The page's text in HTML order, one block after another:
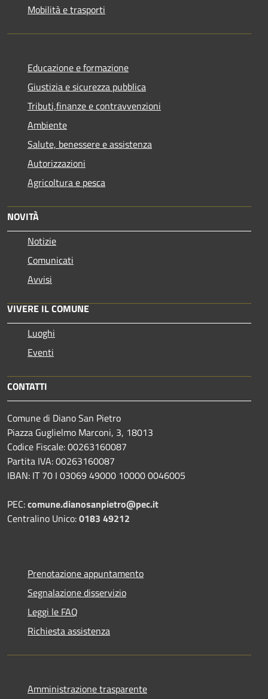
Mobilità e trasporti
Educazione e formazione
Giustizia e sicurezza pubblica
Tributi,finanze e contravvenzioni
Ambiente
Salute, benessere e assistenza
Autorizzazioni
Agricoltura e pesca
NOVITÀ
Notizie
Comunicati
Avvisi
VIVERE IL COMUNE
Luoghi
Eventi
CONTATTI
Comune di Diano San Pietro
Piazza Guglielmo Marconi, 3, 18013
Codice Fiscale: 00263160087
Partita IVA: 00263160087
IBAN: IT 70 I 03069 49000 10000 0046005
PEC:comune.dianosanpietro@pec.it
Centralino Unico:0183 49212
Prenotazione appuntamento
Segnalazione disservizio
Leggi le FAQ
Richiesta assistenza
Amministrazione trasparente